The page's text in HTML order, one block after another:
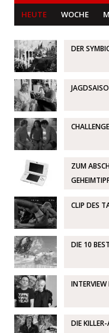
HEUTE WOCHE
DER
ZUM
CLIP DES
DIE 10
DIE